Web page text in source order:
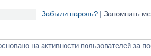
Забыли пароль? | Запомнить
на активности пользователей за